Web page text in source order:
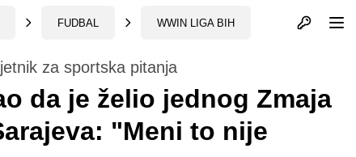
FUDBAL WWIN LIGA BIH Otvori profil
za sportska pitanja
da je želio jednog Zmaja
"Meni to nije